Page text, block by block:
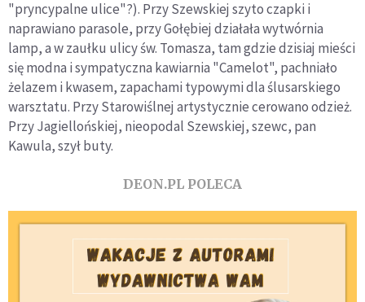
"pryncypalne ulice"?). Przy Szewskiej szyto czapki i
naprawiano parasole, przy Gołębiej działała wytwórnia
lamp, a w zaułku ulicy św. Tomasza, tam gdzie dzisiaj mieści
się modna i sympatyczna kawiarnia "Camelot", pachniało
żelazem i kwasem, zapachami typowymi dla ślusarskiego
warsztatu. Przy Starowiślnej artystycznie cerowano odzież.
Przy Jagiellońskiej, nieopodal Szewskiej, szewc, pan
Kawula, szył buty.
DEON.PL POLECA